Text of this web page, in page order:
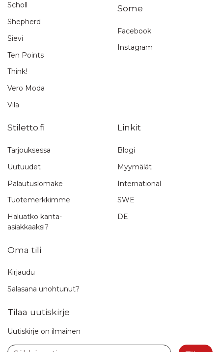
Scholl
Shepherd
Sievi
Ten Points
Think!
Vero Moda
Vila
Some
Facebook
Instagram
Stiletto.fi
Tarjouksessa
Uutuudet
Palautuslomake
Tuotemerkkimme
Haluatko kanta-
asiakkaaksi?
Linkit
Blogi
Myymälät
International
SWE
DE
Oma tili
Kirjaudu
Salasana unohtunut?
Tilaa uutiskirje
Uutiskirje on ilmainen
Sähköposti